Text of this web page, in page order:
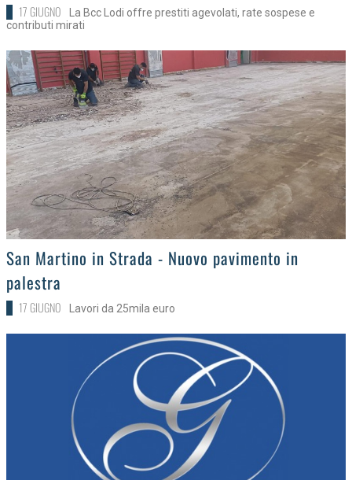
17 GIUGNO
La Bcc Lodi offre prestiti agevolati, rate sospese e
contributi mirati
>
San Martino in Strada - Nuovo pavimento in
palestra
17 GIUGNO Lavori da 25mila euro